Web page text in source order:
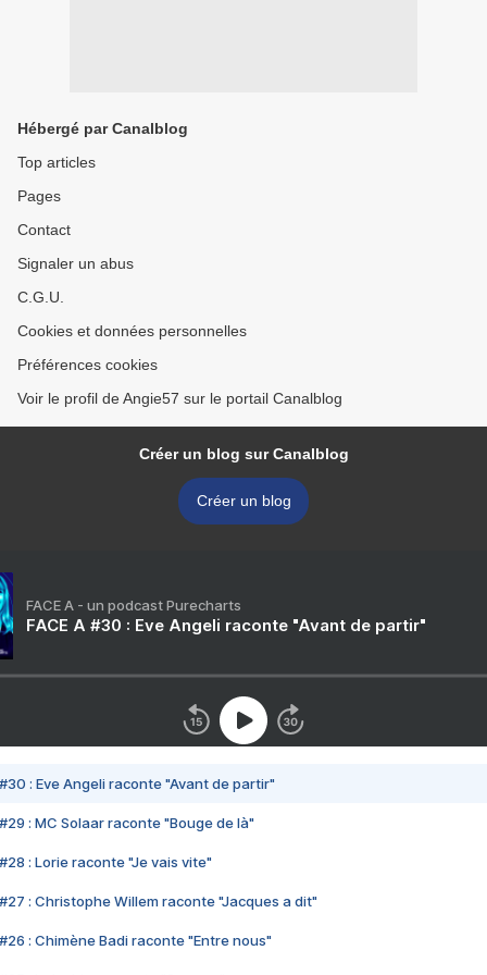
Hébergé par Canalblog
Top articles
Pages
Contact
Signaler un abus
C.G.U.
Cookies et données personnelles
Préférences cookies
Voir le profil de Angie57 sur le portail Canalblog
Créer un blog sur Canalblog
Créer un blog
FACE A - un podcast Purecharts
FACE A #30 : Eve Angeli raconte "Avant de partir"
#30 : Eve Angeli raconte "Avant de partir"
#29 : MC Solaar raconte "Bouge de là"
#28 : Lorie raconte "Je vais vite"
#27 : Christophe Willem raconte "Jacques a dit"
#26 : Chimène Badi raconte "Entre nous"